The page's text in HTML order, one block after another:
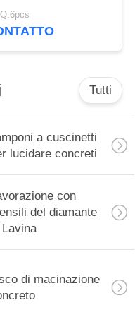
dell'epossidico
di rimozione
Tutti
a cuscinetti
lucidare concreti
con
del diamante
di macinazione